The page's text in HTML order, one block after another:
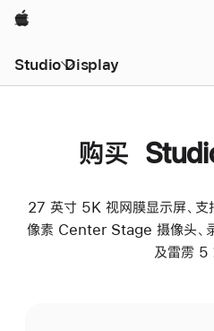
Apple
Studio Display
购买
27 英寸 5K 视网膜显示屏、
像素 Center Stage 摄像头、
及雷雳 5